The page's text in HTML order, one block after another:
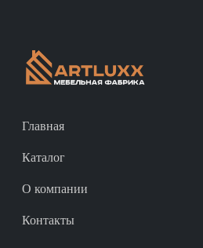
Главная
Каталог
О компании
Контакты